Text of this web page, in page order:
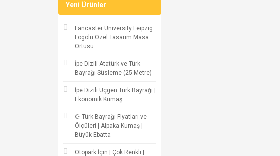
Yeni Ürünler
Lancaster University Leipzig
Logolu Özel Tasarım Masa
Örtüsü
İpe Dizili Atatürk ve Türk
Bayrağı Süsleme (25 Metre)
İpe Dizili Üçgen Türk Bayrağı |
Ekonomik Kumaş
☪ Türk Bayrağı Fiyatları ve
Ölçüleri | Alpaka Kumaş |
Büyük Ebatta
Otopark İçin | Çok Renkli |